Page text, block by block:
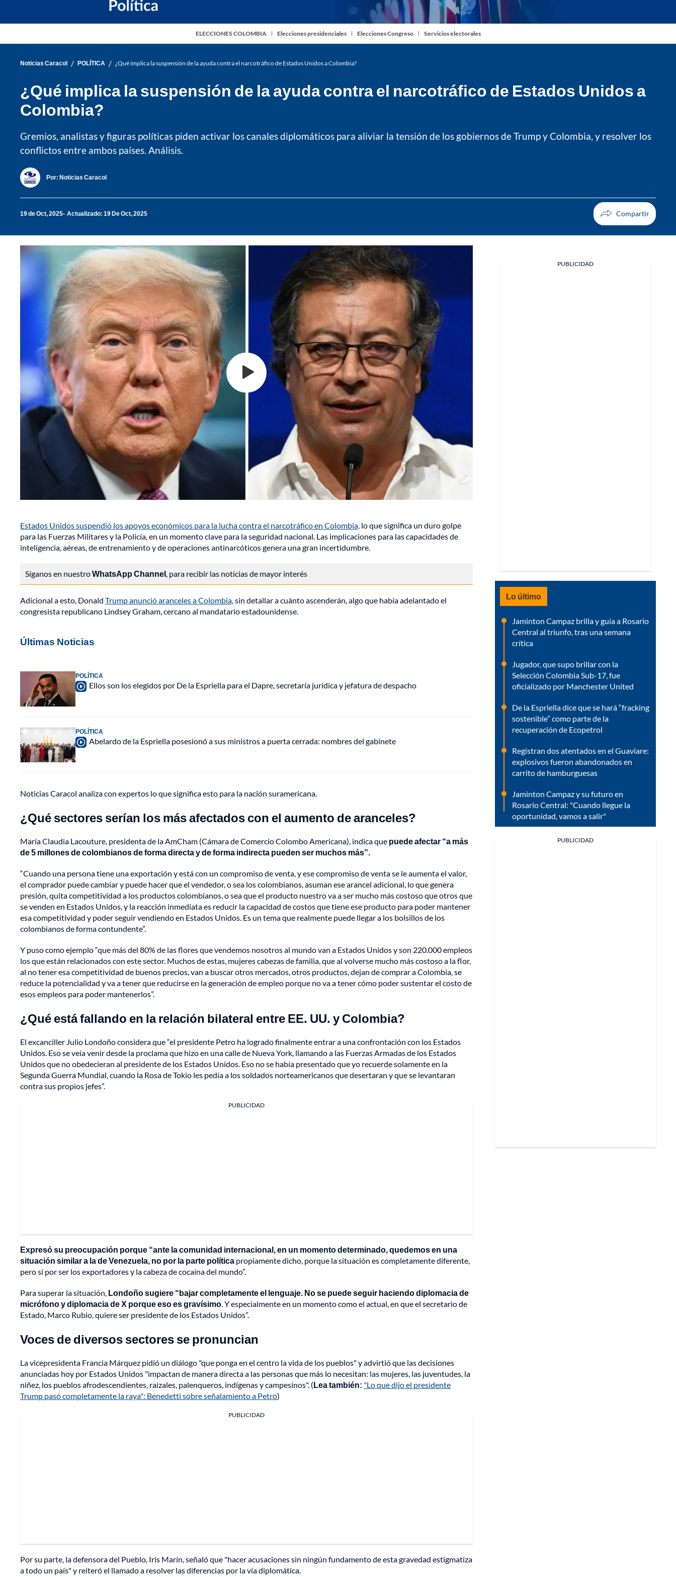
ELECCIONES COLOMBIA Elecciones presidenciales Elecciones Congreso Servicios electorales
Noticias Caracol / POLÍTICA / ¿Qué implica la suspensión de la ayuda contra el narcotráfico de Estados Unidos a Colombia?
¿Qué implica la suspensión de la ayuda contra el narcotráfico de Estados Unidos a
Colombia?
Gremios, analistas y figuras políticas piden activar los canales diplomáticos para aliviar la tensión de los gobiernos de Trump y Colombia, y resolver los
conflictos entre ambos países. Análisis.
Por: Noticias Caracol
19 de Oct, 2025 Actualizado: 19 De Oct, 2025
Estados Unidos suspendió los apoyos económicos para la lucha contra el narcotráfico en Colombia, lo que significa un duro golpe
para las Fuerzas Militares y la Policía, en un momento clave para la seguridad nacional. Las implicaciones para las capacidades de
inteligencia, aéreas, de entrenamiento y de operaciones antinarcóticos genera una gran incertidumbre.
Síganos en nuestroWhatsApp Channel, para recibir las noticias de mayor interés
Adicional a esto, Donald Trump anunció aranceles a Colombia,sin detallar a cuánto ascenderán, algo que había adelantado el
congresista republicano Lindsey Graham, cercano al mandatario estadounidense.
Últimas Noticias
POLÍTICA
Ellos son los elegidos por De la Espriella para el Dapre, secretaría jurídica y jefatura de despacho
POLÍTICA
Abelardo de la Espriella posesionó a sus ministros a puerta cerrada: nombres del gabinete
Noticias Caracol analiza con expertos lo que significa esto para la nación suramericana.
¿Qué sectores serían los más afectados con el aumento de aranceles?
María Claudia Lacouture, presidenta de la AmCham (Cámara de Comercio Colombo Americana), indica que puede afectar “a más
de 5 millones de colombianos de forma directa y de forma indirecta pueden ser muchos más”.
“Cuando una persona tiene una exportación y está con un compromiso de venta, y ese compromiso de venta se le aumenta el valor,
el comprador puede cambiar y puede hacer que el vendedor, o sea los colombianos, asuman ese arancel adicional, lo que genera
presión, quita competitividad a los productos colombianos, o sea que el producto nuestro va a ser mucho más costoso que otros que
se venden en Estados Unidos, y la reacción inmediata es reducir la capacidad de costos que tiene ese producto para poder mantener
esa competitividad y poder seguir vendiendo en Estados Unidos. Es un tema que realmente puede llegar a los bolsillos de los
colombianos de forma contundente”.
Y puso como ejemplo “que más del 80% de las flores que vendemos nosotros al mundo van a Estados Unidos y son 220.000 empleos
los que están relacionados con este sector. Muchos de estas, mujeres cabezas de familia, que al volverse mucho más costoso a la flor,
al no tener esa competitividad de buenos precios, van a buscar otros mercados, otros productos, dejan de comprar a Colombia, se
reduce la potencialidad y va a tener que reducirse en la generación de empleo porque no va a tener cómo poder sustentar el costo de
esos empleos para poder mantenerlos”.
¿Qué está fallando en la relación bilateral entre EE. UU. y Colombia?
El excanciller Julio Londoño considera que “el presidente Petro ha logrado finalmente entrar a una confrontación con los Estados
Unidos. Eso se veía venir desde la proclama que hizo en una calle de Nueva York, llamando a las Fuerzas Armadas de los Estados
Unidos que no obedecieran al presidente de los Estados Unidos. Eso no se había presentado que yo recuerde solamente en la
Segunda Guerra Mundial, cuando la Rosa de Tokio les pedía a los soldados norteamericanos que desertaran y que se levantaran
contra sus propios jefes”.
PUBLICIDAD
Expresó su preocupación porque “ante la comunidad internacional, en un momento determinado, quedemos en una
situación similar a la de Venezuela, no por la parte política propiamente dicho, porque la situación es completamente diferente,
pero sí por ser los exportadores y la cabeza de cocaína del mundo”.
Para superar la situación, Londoño sugiere “bajar completamente el lenguaje. No se puede seguir haciendo diplomacia de
micrófono y diplomacia de X porque eso es gravísimo. Y especialmente en un momento como el actual, en que el secretario de
Estado, Marco Rubio, quiere ser presidente de los Estados Unidos”.
Voces de diversos sectores se pronuncian
La vicepresidenta Francia Márquez pidió un diálogo "que ponga en el centro la vida de los pueblos" y advirtió que las decisiones
anunciadas hoy por Estados Unidos "impactan de manera directa a las personas que más lo necesitan: las mujeres, las juventudes, la
niñez, los pueblos afrodescendientes, raizales, palenqueros, indígenas y campesinos". (Lea también: "Lo que dijo el presidente
Trump pasó completamente la raya": Benedetti sobre señalamiento a Petro)
PUBLICIDAD
Por su parte, la defensora del Pueblo, Iris Marín, señaló que "hacer acusaciones sin ningún fundamento de esta gravedad estigmatiza
a todo un país" y reiteró el llamado a resolver las diferencias por la vía diplomática.
PUBLICIDAD
Lo último
Jaminton Campaz brilla y guía a Rosario
Central al triunfo, tras una semana
crítica
Jugador, que supo brillar con la
Selección Colombia Sub-17, fue
oficializado por Manchester United
De la Espriella dice que se hará “fracking
sostenible” como parte de la
recuperación de Ecopetrol
Registran dos atentados en el Guaviare:
explosivos fueron abandonados en
carrito de hamburguesas
Jaminton Campaz y su futuro en
Rosario Central: "Cuando llegue la
oportunidad, vamos a salir"
PUBLICIDAD